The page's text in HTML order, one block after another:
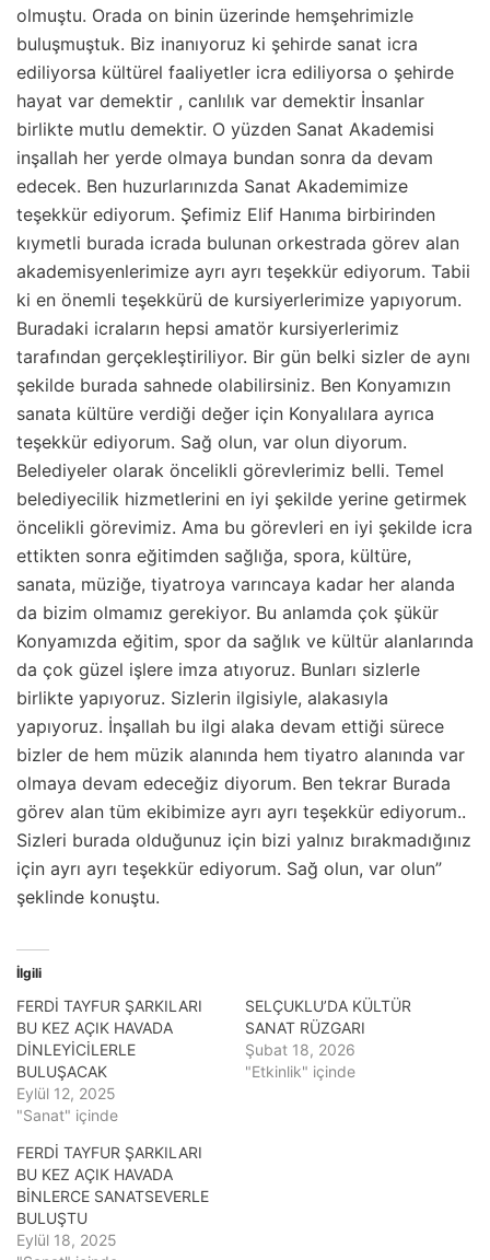
olmuştu. Orada on binin üzerinde hemşehrimizle
buluşmuştuk. Biz inanıyoruz ki şehirde sanat icra
ediliyorsa kültürel faaliyetler icra ediliyorsa o şehirde
hayat var demektir , canlılık var demektir İnsanlar
birlikte mutlu demektir. O yüzden Sanat Akademisi
inşallah her yerde olmaya bundan sonra da devam
edecek. Ben huzurlarınızda Sanat Akademimize
teşekkür ediyorum. Şefimiz Elif Hanıma birbirinden
kıymetli burada icrada bulunan orkestrada görev alan
akademisyenlerimize ayrı ayrı teşekkür ediyorum. Tabii
ki en önemli teşekkürü de kursiyerlerimize yapıyorum.
Buradaki icraların hepsi amatör kursiyerlerimiz
tarafından gerçekleştiriliyor. Bir gün belki sizler de aynı
şekilde burada sahnede olabilirsiniz. Ben Konyamızın
sanata kültüre verdiği değer için Konyalılara ayrıca
teşekkür ediyorum. Sağ olun, var olun diyorum.
Belediyeler olarak öncelikli görevlerimiz belli. Temel
belediyecilik hizmetlerini en iyi şekilde yerine getirmek
öncelikli görevimiz. Ama bu görevleri en iyi şekilde icra
ettikten sonra eğitimden sağlığa, spora, kültüre,
sanata, müziğe, tiyatroya varıncaya kadar her alanda
da bizim olmamız gerekiyor. Bu anlamda çok şükür
Konyamızda eğitim, spor da sağlık ve kültür alanlarında
da çok güzel işlere imza atıyoruz. Bunları sizlerle
birlikte yapıyoruz. Sizlerin ilgisiyle, alakasıyla
yapıyoruz. İnşallah bu ilgi alaka devam ettiği sürece
bizler de hem müzik alanında hem tiyatro alanında var
olmaya devam edeceğiz diyorum. Ben tekrar Burada
görev alan tüm ekibimize ayrı ayrı teşekkür ediyorum..
Sizleri burada olduğunuz için bizi yalnız bırakmadığınız
için ayrı ayrı teşekkür ediyorum. Sağ olun, var olun”
şeklinde konuştu.
İlgili
FERDİ TAYFUR ŞARKILARI
BU KEZ AÇIK HAVADA
DİNLEYİCİLERLE
BULUŞACAK
Eylül 12, 2025
"Sanat" içinde
SELÇUKLU’DA KÜLTÜR
SANAT RÜZGARI
Şubat 18, 2026
"Etkinlik" içinde
FERDİ TAYFUR ŞARKILARI
BU KEZ AÇIK HAVADA
BİNLERCE SANATSEVERLE
BULUŞTU
Eylül 18, 2025